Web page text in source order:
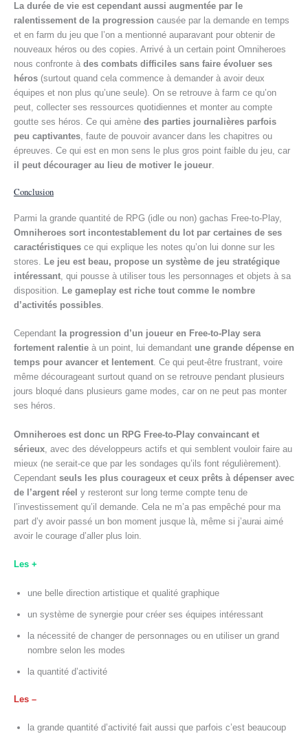
La durée de vie est cependant aussi augmentée par le
ralentissement de la progression causée par la demande en temps
et en farm du jeu que l’on a mentionné auparavant pour obtenir de
nouveaux héros ou des copies. Arrivé à un certain point Omniheroes
nous confronte à des combats difficiles sans faire évoluer ses
héros (surtout quand cela commence à demander à avoir deux
équipes et non plus qu’une seule). On se retrouve à farm ce qu’on
peut, collecter ses ressources quotidiennes et monter au compte
goutte ses héros. Ce qui amène des parties journalières parfois
peu captivantes, faute de pouvoir avancer dans les chapitres ou
épreuves. Ce qui est en mon sens le plus gros point faible du jeu, car
il peut décourager au lieu de motiver le joueur.
Conclusion
Parmi la grande quantité de RPG (idle ou non) gachas Free-to-Play,
Omniheroes sort incontestablement du lot par certaines de ses
caractéristiques ce qui explique les notes qu’on lui donne sur les
stores.
Le jeu est beau, propose un système de jeu stratégique
intéressant , qui pousse à utiliser tous les personnages et objets à sa
disposition.
Le gameplay est riche tout comme le nombre
d’activités possibles
Cependant la progression d’un joueur en Free-to-Play sera
fortement ralentie à un point, lui demandant une grande dépense en
temps pour avancer et lentement. Ce qui peut-être frustrant, voire
même décourageant surtout quand on se retrouve pendant plusieurs
jours bloqué dans plusieurs game modes, car on ne peut pas monter
ses héros.
Omniheroes est donc un RPG Free-to-Play convaincant et
sérieux , avec des développeurs actifs et qui semblent vouloir faire au
mieux (ne serait-ce que par les sondages qu’ils font régulièrement).
Cependant seuls les plus courageux et ceux prêts à dépenser avec
de l’argent réel y resteront sur long terme compte tenu de
l’investissement qu’il demande. Cela ne m’a pas empêché pour ma
part d’y avoir passé un bon moment jusque là, même si j’aurai aimé
avoir le courage d’aller plus loin.
Les +
une belle direction artistique et qualité graphique
un système de synergie pour créer ses équipes intéressant
la nécessité de changer de personnages ou en utiliser un grand
nombre selon les modes
la quantité d’activité
Les –
la grande quantité d’activité fait aussi que parfois c’est beaucoup